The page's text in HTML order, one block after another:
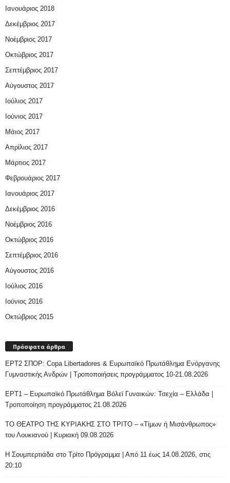
Ιανουάριος 2018
Δεκέμβριος 2017
Νοέμβριος 2017
Οκτώβριος 2017
Σεπτέμβριος 2017
Αύγουστος 2017
Ιούλιος 2017
Ιούνιος 2017
Μάιος 2017
Απρίλιος 2017
Μάρτιος 2017
Φεβρουάριος 2017
Ιανουάριος 2017
Δεκέμβριος 2016
Νοέμβριος 2016
Οκτώβριος 2016
Σεπτέμβριος 2016
Αύγουστος 2016
Ιούλιος 2016
Ιούνιος 2016
Οκτώβριος 2015
Πρόσφατα άρθρα
ΕΡΤ2 ΣΠΟΡ: Copa Libertadores & Ευρωπαϊκό Πρωτάθλημα Ενόργανης
Γυμναστικής Ανδρών | Τροποποιήσεις προγράμματος 10-21.08.2026
ΕΡΤ1 – Ευρωπαϊκό Πρωτάθλημα Βόλεϊ Γυναικών: Τσεχία – Ελλάδα |
Τροποποίηση προγράμματος 21.08.2026
ΤΟ ΘΕΑΤΡΟ ΤΗΣ ΚΥΡΙΑΚΗΣ ΣΤΟ ΤΡΙΤΟ – «Τίμων ή Μισάνθρωπος»
του Λουκιανού | Κυριακή 09.08.2026
H Σουμπερτιάδα στο Τρίτο Πρόγραμμα | Από 11 έως 14.08.2026, στις
20:10